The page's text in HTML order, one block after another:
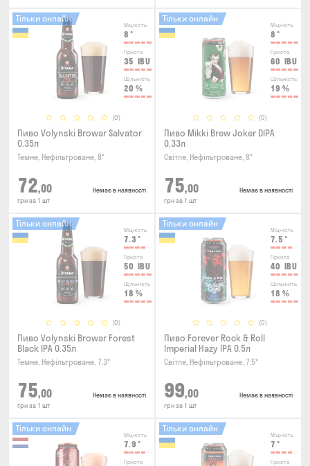
Міцність
8 °
Гіркота
35 IBU
Щільність
20 %
(0)
Тільки онлайн
Пиво Volynski Browar Salvator
0.35л
Темне, Нефільтроване, 8°
72,00
грн за 1 шт
Немає в наявності
Міцність
8 °
Гіркота
60 IBU
Щільність
19 %
(0)
Тільки онлайн
Пиво Mikki Brew Joker DIPA
0.33л
Світле, Нефільтроване, 8°
75,00
грн за 1 шт
Немає в наявності
Міцність
7.3 °
Гіркота
50 IBU
Щільність
18 %
(0)
Тільки онлайн
Пиво Volynski Browar Forest
Black IPA 0.35л
Темне, Нефільтроване, 7.3°
75,00
грн за 1 шт
Немає в наявності
Міцність
7.5 °
Гіркота
40 IBU
Щільність
18 %
(0)
Тільки онлайн
Пиво Forever Rock & Roll
Imperial Hazy IPA 0.5л
Світле, Нефільтроване, 7.5°
99,00
грн за 1 шт
Немає в наявності
Міцність
7.9 °
Гіркота
Тільки онлайн
Міцність
7 °
Гіркота
Тільки онлайн